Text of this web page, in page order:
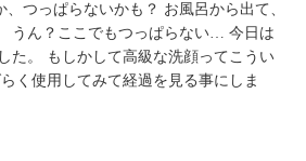
つっぱらないかも？ お風呂から出て、
うん？ここでもつっぱらない… 今日は
た。 もしかして高級な洗顔ってこうい
く使用してみて経過を見る事にしま